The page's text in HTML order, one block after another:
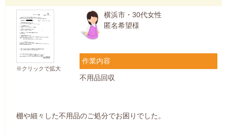
※クリックで拡大
横浜市・30代女性
匿名希望様
作業内容
不用品回収
棚や細々した不用品のご処分でお困りでした。